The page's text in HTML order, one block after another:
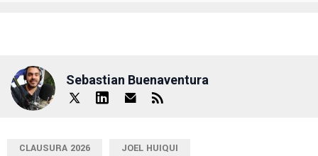
Sebastian Buenaventura
CLAUSURA 2026 JOEL HUIQUI